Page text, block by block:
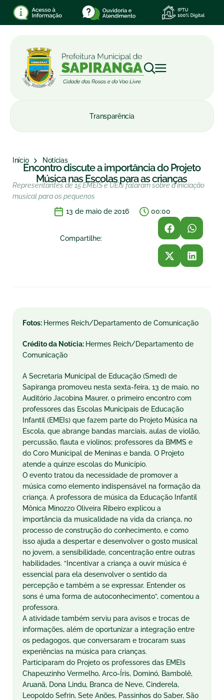
Transparência
Início Notícias
Encontro discute a importância do Projeto
Música nas Escolas para as crianças
Representantes de 15 EMEIS e UEIs falaram sobre a iniciação
musical para os pequenos
13 de maio de 2016
00:00
Compartilhe:
Fotos: Hermes Reich/Departamento de Comunicação
Crédito da Notícia: Hermes Reich/Departamento de
Comunicação
A Secretaria Municipal de Educação (Smed) de
Sapiranga promoveu nesta sexta-feira, 13 de maio, no
Auditório Jacobina Maurer, o primeiro encontro com
professores das Escolas Municipais de Educação
Infantil (EMEIs) que fazem parte do Projeto Música na
Escola, que abrange bandas marciais, aulas de violão,
percussão, flauta e violinos; professores da BMMS e
do Coro Municipal de Meninas e banda. O Projeto
atende a quinze escolas do Município.
O evento tratou da necessidade de promover a
música como elemento indispensável na formação da
criança. A professora de música da Educação Infantil
Mônica Minozzo Oliveira Ribeiro explicou a
importância da musicalidade na vida da criança, no
processo de construção do conhecimento, e como
isso ajuda a despertar e desenvolver o gosto musical
no jovem, a sensibilidade, concentração entre outras
habilidades. “Incentivar a criança a ouvir música é
essencial para ela desenvolver o sentido da
percepção e também a se expressar. Entender os
sons é uma forma de autoconhecimento”, comentou a
professora.
A atividade também serviu para avisos e trocas de
informações, além de oportunizar a integração entre
os pedagogos, que conversaram e trocaram suas
experiências na música para crianças.
Participaram do Projeto os professores das EMEIs
Chapeuzinho Vermelho, Arco-Íris, Dominó, Bambolê,
Aruanã, Dona Lindu, Branca de Neve, Cinderela,
Leopoldo Sefrin, Sete Anões, Passinhos do Saber, São